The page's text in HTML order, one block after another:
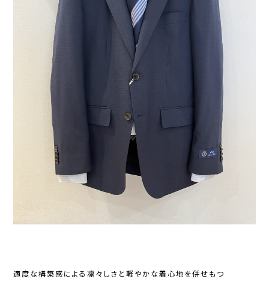
適度な構築感による凛々しさと軽やかな着心地を併せもつ